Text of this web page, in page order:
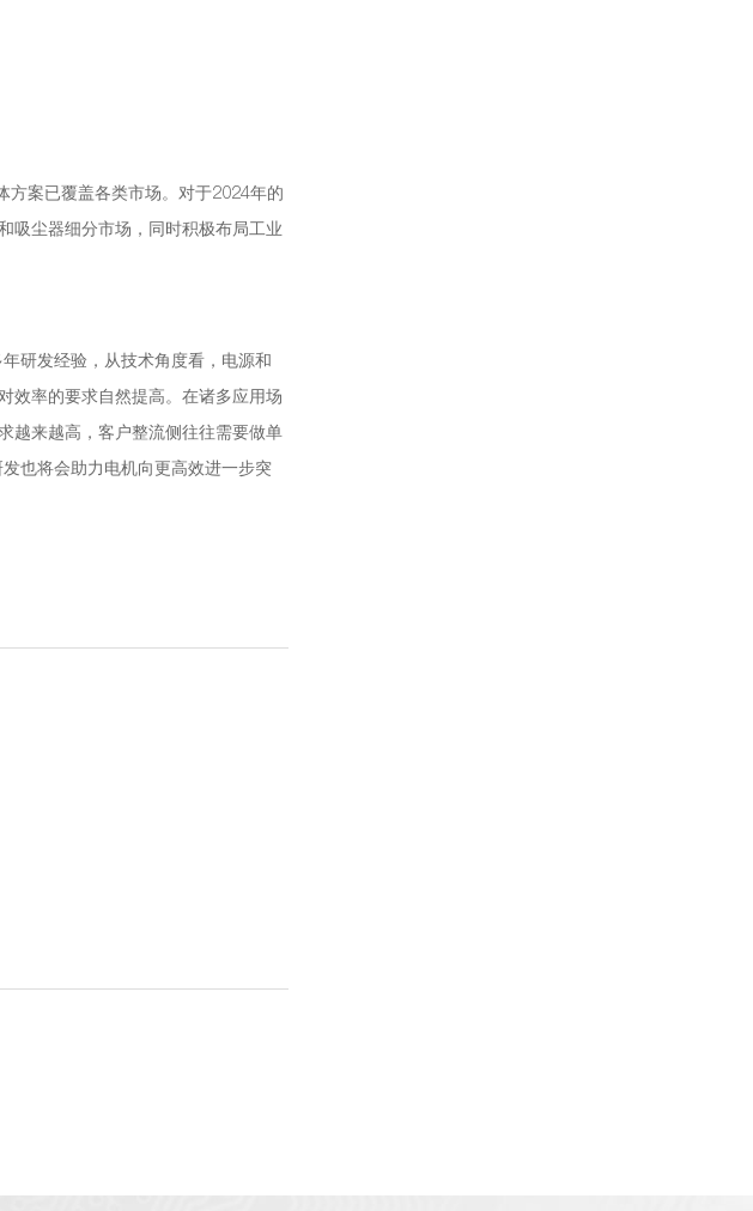
案已覆盖各类市场。对于2024年的
吸尘器细分市场，同时积极布局工业
研发经验，从技术角度看，电源和
效率的要求自然提高。在诸多应用场
越来越高，客户整流侧往往需要做单
也将会助力电机向更高效进一步突